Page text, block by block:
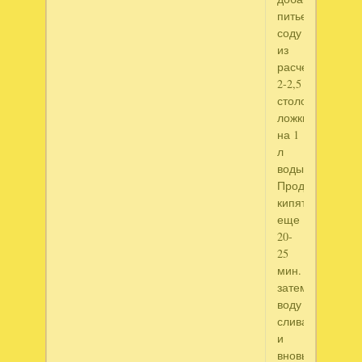
питьевую
соду
из
расчета
2-2,5
столовые
ложки
на 1
л
воды.
Продолжают
кипятить
еще
20-
25
мин.
затем
воду
сливают
и
вновь